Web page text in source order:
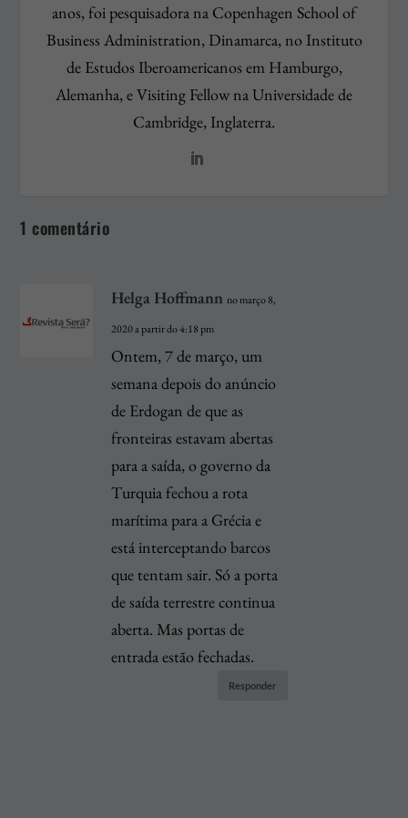
anos, foi pesquisadora na Copenhagen School of
Business Administration, Dinamarca, no Instituto
de Estudos Iberoamericanos em Hamburgo,
Alemanha, e Visiting Fellow na Universidade de
Cambridge, Inglaterra.
1 comentário
Helga Hoffmann no março 8,
2020 a partir do 4:18 pm
Ontem, 7 de março, um
semana depois do anúncio
de Erdogan de que as
fronteiras estavam abertas
para a saída, o governo da
Turquia fechou a rota
marítima para a Grécia e
está interceptando barcos
que tentam sair. Só a porta
de saída terrestre continua
aberta. Mas portas de
entrada estão fechadas.
Responder